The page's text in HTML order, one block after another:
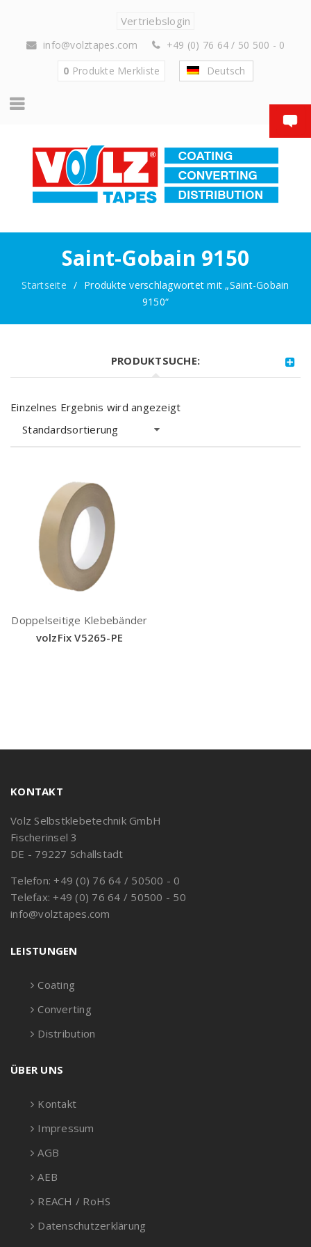
Vertriebslogin
info@volztapes.com
+49 (0) 76 64 / 50 500 - 0
0 Produkte Merkliste Deutsch
Saint-Gobain 9150
Startseite / Produkte verschlagwortet mit „Saint-Gobain
9150“
PRODUKTSUCHE:
Einzelnes Ergebnis wird angezeigt
Standardsortierung
Doppelseitige Klebebänder
volzFix V5265-PE
KONTAKT
Volz Selbstklebetechnik GmbH
Fischerinsel 3
DE - 79227 Schallstadt
Telefon: +49 (0) 76 64 / 50500 - 0
Telefax: +49 (0) 76 64 / 50500 - 50
info@volztapes.com
LEISTUNGEN
Coating
Converting
Distribution
ÜBER UNS
Kontakt
Impressum
AGB
AEB
REACH / RoHS
Datenschutzerklärung